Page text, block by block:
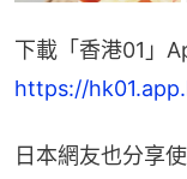
下載「香港01」
https://
日本網友也分享